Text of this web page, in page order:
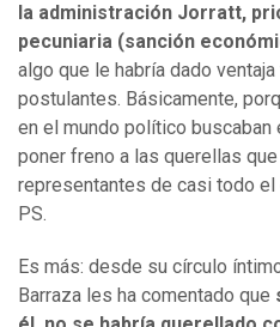
la administración Jorratt,
pecuniaria (sanción
algo que le habría dado
postulantes. Básicamente,
en el mundo político
poner freno a las querellas
representantes de casi todo el
PS.
Es más: desde su círculo
Barraza les ha comentado que